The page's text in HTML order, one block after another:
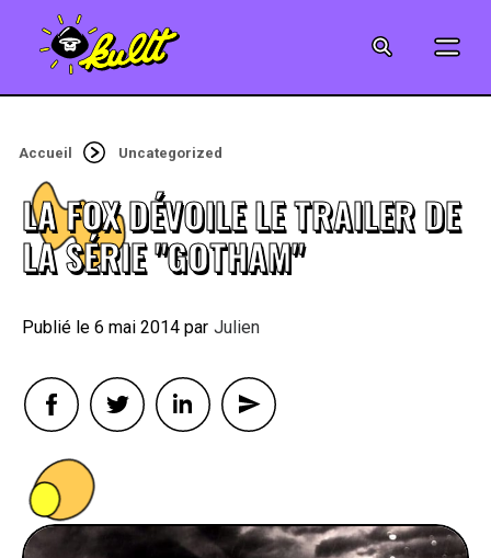
MUSIQUE
JEUX-VIDÉO
PEOPLE
Accueil Uncategorized
LA FOX DÉVOILE LE TRAILER DE
LA SÉRIE "GOTHAM"
6 mai 2014 By Julien